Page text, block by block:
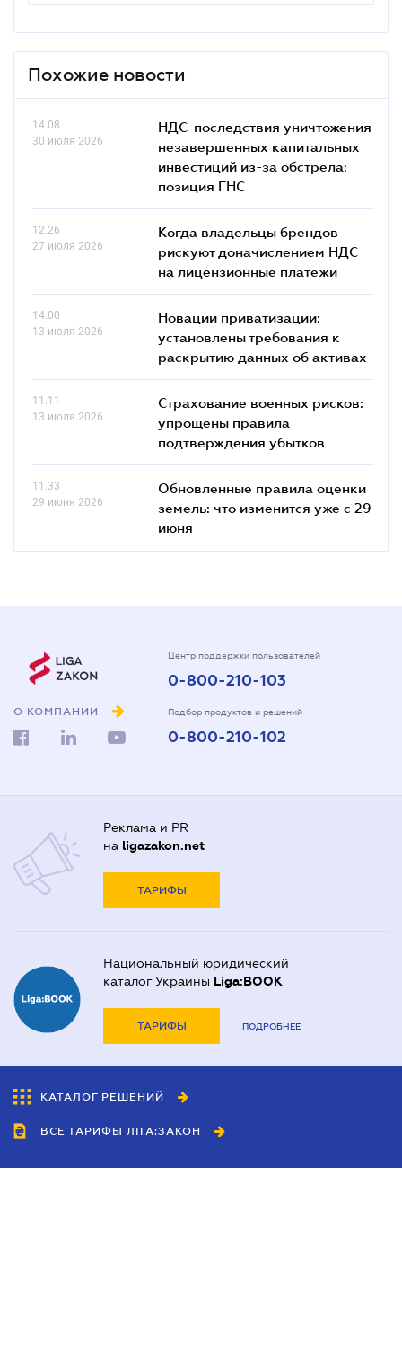
Похожие новости
14.08
30 июля 2026
НДС-последствия уничтожения
незавершенных капитальных
инвестиций из-за обстрела:
позиция ГНС
12.26
27 июля 2026
Когда владельцы брендов
рискуют доначислением НДС
на лицензионные платежи
14.00
13 июля 2026
Новации приватизации:
установлены требования к
раскрытию данных об активах
11.11
13 июля 2026
Страхование военных рисков:
упрощены правила
подтверждения убытков
11.33
29 июня 2026
Обновленные правила оценки
земель: что изменится уже с 29
июня
О КОМПАНИИ
Центр поддержки пользователей
0-800-210-103
Подбор продуктов и решений
0-800-210-102
Реклама и PR
на ligazakon.net
ТАРИФЫ
Национальный юридический
каталог Украины Liga:BOOK
ТАРИФЫ ПОДРОБНЕЕ
КАТАЛОГ РЕШЕНИЙ
ВСЕ ТАРИФЫ ЛІГА:ЗАКОН